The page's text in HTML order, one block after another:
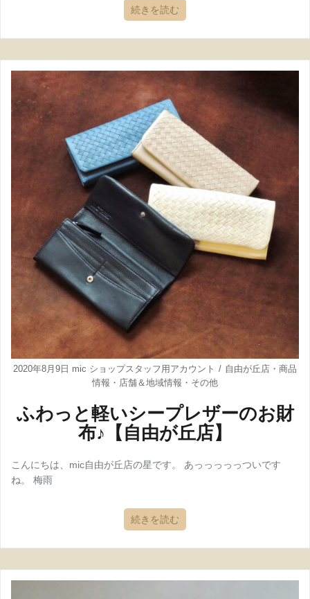
続きを読む
2020年8月9日 mic ショップスタッフ用アカウント 自由が丘店 ・ 商品
情報 ・ 店舗＆地域情報 ・ その他
ふわっと軽いシープレザーのお財
布♪【自由が丘店】
こんにちは、mic自由が丘店の星です。 あっっっっっついです
ね。 梅雨
続きを読む